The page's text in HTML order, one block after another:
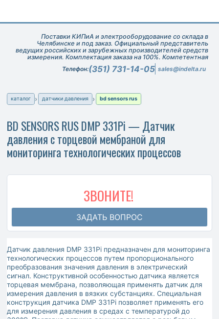
Поставки КИПиА и электрооборудование со склада в
Челябинске и под заказ. Официальный представитель
ведущих российских и зарубежных производителей средств
измерения. Комплектация заказа на 100%. Компетентная
техническая поддержка при подборе оборудования.
Телефон:(351) 731-14-05 sales@indelta.ru
каталог датчики давления bd sensors rus
BD SENSORS RUS DMP 331Pi — Датчик
давления с торцевой мембраной для
мониторинга технологических процессов
ЗВОНИТЕ!
ЗАДАТЬ ВОПРОС
Датчик давления DMP 331Pi предназначен для мониторинга
технологических процессов путем пропорционального
преобразования значения давления в электрический
сигнал. Конструктивной особенностью датчика является
торцевая мембрана, позволяющая применять датчик для
измерения давления в вязких субстанциях. Специальная
конструкция датчика DMP 331Pi позволяет применять его
для измерения давления в средах с температурой до